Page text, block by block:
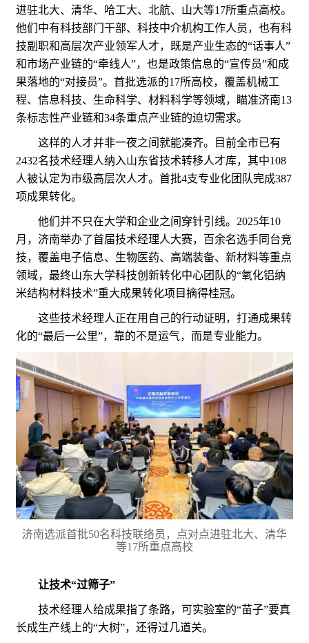
进驻北大、清华、哈工大、北航、山大等17所重点高校。
他们中有科技部门干部、科技中介机构工作人员，也有科
技副职和高层次产业领军人才，既是产业生态的“话事人”
和市场产业链的“牵线人”，也是政策信息的“宣传员”和成
果落地的“对接员”。首批选派的17所高校，覆盖机械工
程、信息科技、生命科学、材料科学等领域，瞄准济南13
条标志性产业链和34条重点产业链的迫切需求。
这样的人才并非一夜之间就能凑齐。目前全市已有
2432名技术经理人纳入山东省技术转移人才库，其中108
人被认定为市级高层次人才。首批4支专业化团队完成387
项成果转化。
他们并不只在大学和企业之间穿针引线。2025年10
月，济南举办了首届技术经理人大赛，百余名选手同台竞
技，覆盖电子信息、生物医药、高端装备、新材料等重点
领域，最终山东大学科技创新转化中心团队的“氧化铝纳
米结构材料技术”重大成果转化项目摘得桂冠。
这些技术经理人正在用自己的行动证明，打通成果转
化的“最后一公里”，靠的不是运气，而是专业能力。
济南选派首批50名科技联络员，点对点进驻北大、清华
等17所重点高校
让技术“过筛子”
技术经理人给成果指了条路，可实验室的“苗子”要真
长成生产线上的“大树”，还得过几道关。